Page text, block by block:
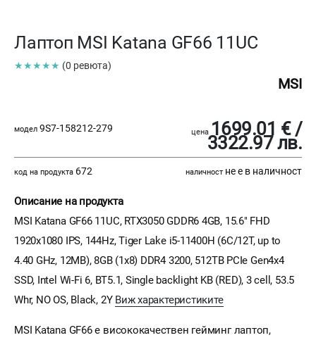
Лаптоп MSI Katana GF66 11UC
★★★★★ (0 ревюта)
MSI
модел 9S7-158212-279 цена 1699.01 € /
3322.97 лв.
код на продукта 672 наличност не е в наличност
Описание на продукта
MSI Katana GF66 11UC, RTX3050 GDDR6 4GB, 15.6" FHD
1920x1080 IPS, 144Hz, Tiger Lake i5-11400H (6C/12T, up to
4.40 GHz, 12MB), 8GB (1x8) DDR4 3200, 512TB PCIe Gen4x4
SSD, Intel Wi-Fi 6, BT5.1, Single backlight KB (RED), 3 cell, 53.5
Whr, NO OS, Black, 2Y Виж характеристиките
MSI Katana GF66 е висококачествен гейминг лаптоп,